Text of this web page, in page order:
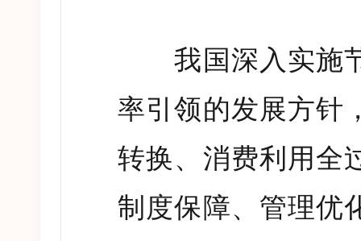
我国深入实施节
率引领的发展方针
转换、消费利用全
制度保障、管理优